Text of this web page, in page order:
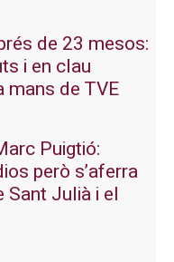
de 23 mesos:
i en clau
mans de TVE
Puigtió:
però s’aferra
Sant Julià i el